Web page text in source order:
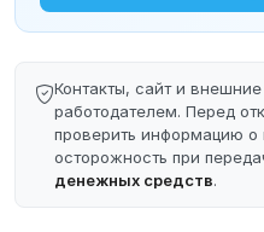
Контакты, сайт и
работодателем. Перед
проверить информацию
осторожность при
денежных средств.